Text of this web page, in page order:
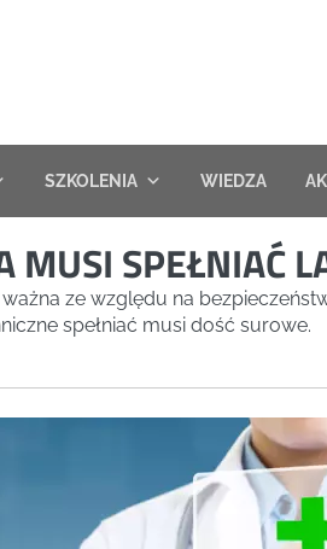
SZKOLENIA WIEDZA
MUSI SPEŁNIAĆ
ze względu na
spełniać musi dość surowe.